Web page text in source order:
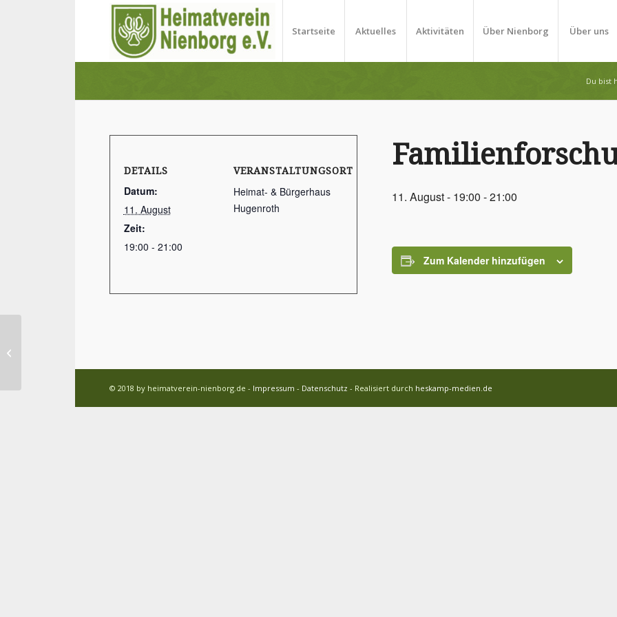
Startseite Aktuelles Aktivitäten Über Nienborg Über uns
Du bist
11. August - 19:00 -21:00
Zum Kalender hinzufügen
DETAILS
Datum:
11. August
Zeit:
19:00 - 21:00
VERANSTALTUNGSORT
Heimat- & Bürgerhaus
Hugenroth
© 2018 by heimatverein-nienborg.de - Impressum - Datenschutz - Realisiert durch heskamp-medien.de